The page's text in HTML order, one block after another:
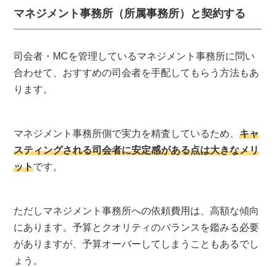
マネジメント事務所（所属事務所）と契約する
司会者・MCを管理しているマネジメント事務所に問い
合わせて、おすすめの司会者を手配してもらう方法もあ
ります。
マネジメント事務所側で実力を精査しているため、キャ
スティングされる司会者に安定感がある点は大きなメリ
ットです。
ただしマネジメント事務所への依頼費用は、高額な傾向
にあります。予算とクオリティのバランスを鑑みる必要
がありますが、予算オーバーしてしまうこともあるでし
ょう。